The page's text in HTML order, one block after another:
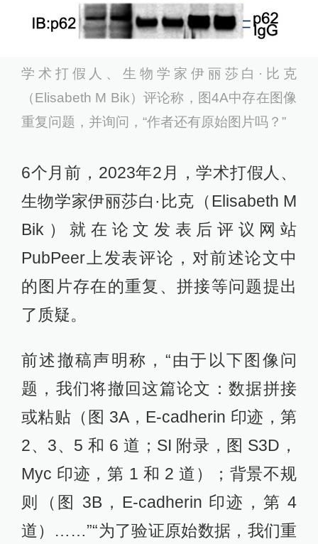
学术打假人、生物学家伊丽莎白·比克
（Elisabeth M Bik）评论称，图4A中存在图像
重复问题，并询问，“作者还有原始图片吗？”
6个月前，2023年2月，学术打假人、
生物学家伊丽莎白·比克（Elisabeth M
Bik）就在论文发表后评议网站
PubPeer上发表评论，对前述论文中
的图片存在的重复、拼接等问题提出
了质疑。
前述撤稿声明称，“由于以下图像问
题，我们将撤回这篇论文：数据拼接
或粘贴（图 3A，E-cadherin 印迹，第
2、3、5 和 6 道；SI 附录，图 S3D，
Myc 印迹，第 1 和 2 道）；背景不规
则（图 3B，E-cadherin 印迹，第 4
道）……”“为了验证原始数据，我们重